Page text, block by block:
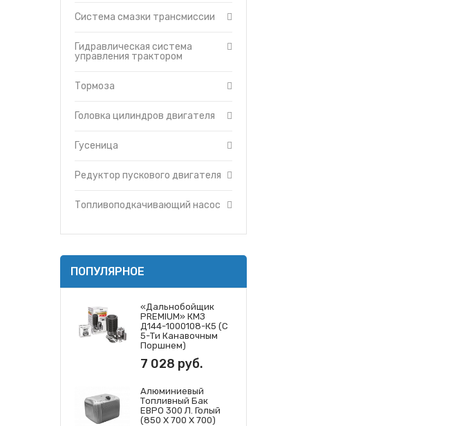
Система смазки трансмиссии
Гидравлическая система
управления трактором
Тормоза
Головка цилиндров двигателя
Гусеница
Редуктор пускового двигателя
Топливоподкачивающий насос
ПОПУЛЯРНОЕ
«Дальнобойщик
PREMIUM» КМЗ
Д144-1000108-К5 (с
5-Ти Канавочным
Поршнем)
7 028 руб.
Алюминиевый
Топливный Бак
ЕВРО 300 Л. Голый
(850 Х 700 Х 700)